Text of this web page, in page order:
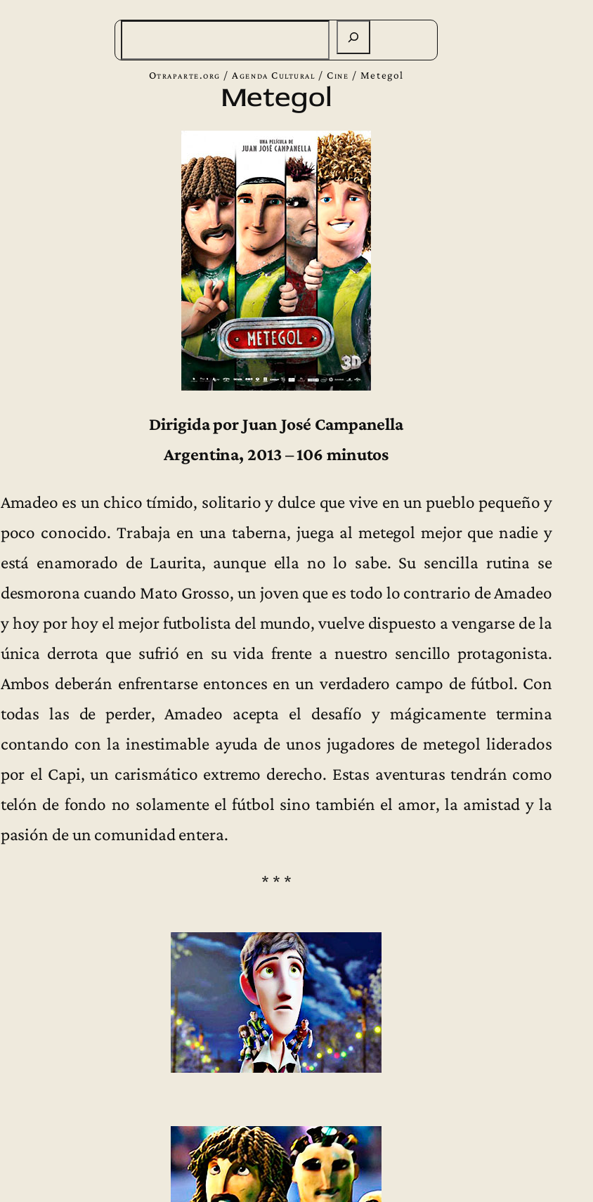
Otraparte.org / Agenda Cultural /Cine / Metegol
Metegol
Dirigida por Juan José Campanella
Argentina, 2013 – 106 minutos
Amadeo es un chico tímido, solitario y dulce que vive en un pueblo pequeño y
poco conocido. Trabaja en una taberna, juega al metegol mejor que nadie y
está enamorado de Laurita, aunque ella no lo sabe. Su sencilla rutina se
desmorona cuando Mato Grosso, un joven que es todo lo contrario de Amadeo
y hoy por hoy el mejor futbolista del mundo, vuelve dispuesto a vengarse de la
única derrota que sufrió en su vida frente a nuestro sencillo protagonista.
Ambos deberán enfrentarse entonces en un verdadero campo de fútbol. Con
todas las de perder, Amadeo acepta el desafío y mágicamente termina
contando con la inestimable ayuda de unos jugadores de metegol liderados
por el Capi, un carismático extremo derecho. Estas aventuras tendrán como
telón de fondo no solamente el fútbol sino también el amor, la amistad y la
pasión de un comunidad entera.
* * *